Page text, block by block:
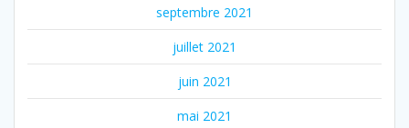
septembre 2021
juillet 2021
juin 2021
mai 2021